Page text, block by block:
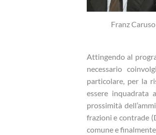
Franz
Attingendo al
necessario
particolare, per la
essere inquadrata
prossimità
frazioni e contrade
comune e